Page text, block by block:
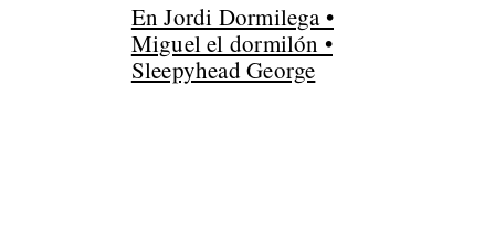
En Jordi Dormilega •
Miguel el dormilón •
Sleepyhead George